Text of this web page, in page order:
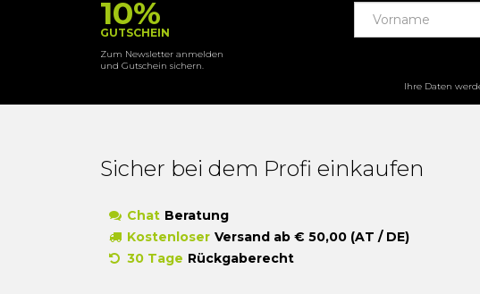
10%
GUTSCHEIN
Zum Newsletter anmelden
und Gutschein sichern.
Ihre Daten
Sicher bei dem Profi einkaufen
Chat Beratung
Kostenloser Versand ab € 50,00 (AT / DE)
30 Tage Rückgaberecht